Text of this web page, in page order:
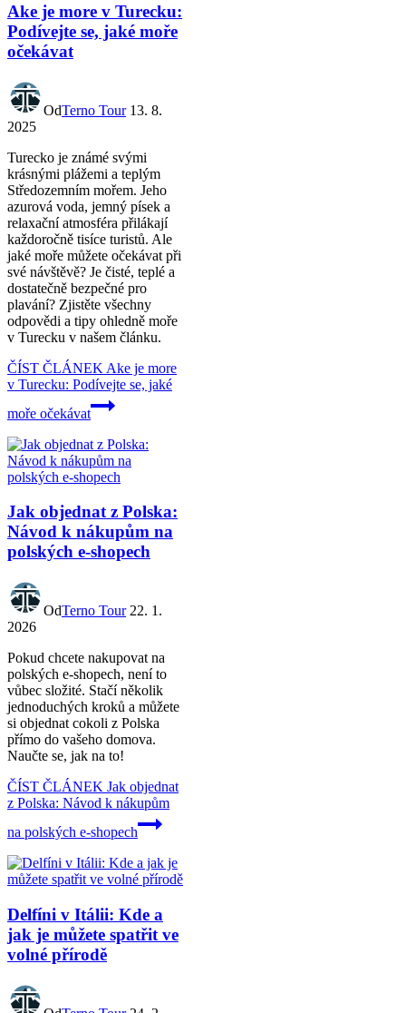
Ake je more v Turecku:
Podívejte se, jaké moře
očekávat
OdTerno Tour 13. 8.
2025
Turecko je známé svými
krásnými plážemi a teplým
Středozemním mořem. Jeho
azurová voda, jemný písek a
relaxační atmosféra přilákají
každoročně tisíce turistů. Ale
jaké moře můžete očekávat při
své návštěvě? Je čisté, teplé a
dostatečně bezpečné pro
plavání? Zjistěte všechny
odpovědi a tipy ohledně moře
v Turecku v našem článku.
ČÍST ČLÁNEK Ake je more
v Turecku: Podívejte se, jaké
moře očekávat
Jak objednat z Polska:
Návod k nákupům na
polských e-shopech
OdTerno Tour 22. 1.
2026
Pokud chcete nakupovat na
polských e-shopech, není to
vůbec složité. Stačí několik
jednoduchých kroků a můžete
si objednat cokoli z Polska
přímo do vašeho domova.
Naučte se, jak na to!
ČÍST ČLÁNEK Jak objednat
z Polska: Návod k nákupům
na polských e-shopech
Delfíni v Itálii: Kde a
jak je můžete spatřit ve
volné přírodě